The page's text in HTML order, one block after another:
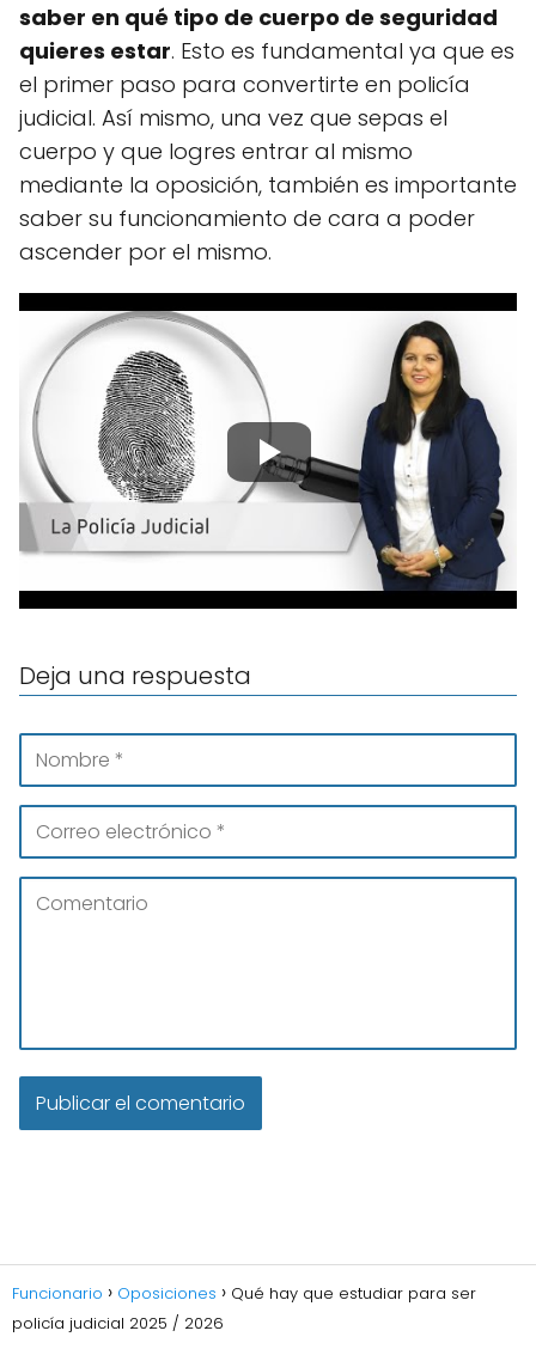
saber en qué tipo de cuerpo de seguridad
quieres estar. Esto es fundamental ya que es
el primer paso para convertirte en policía
judicial. Así mismo, una vez que sepas el
cuerpo y que logres entrar al mismo
mediante la oposición, también es importante
saber su funcionamiento de cara a poder
ascender por el mismo.
Deja una respuesta
Funcionario Oposiciones
Qué hay que estudiar para ser
policía judicial 2025 / 2026